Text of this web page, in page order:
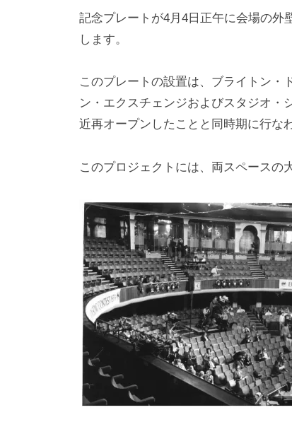
記念プレートが4月4日正午に会場の外
します。
このプレートの設置は、ブライトン・
ン・エクスチェンジおよびスタジオ・
近再オープンしたことと同時期に行な
このプロジェクトには、両スペースの